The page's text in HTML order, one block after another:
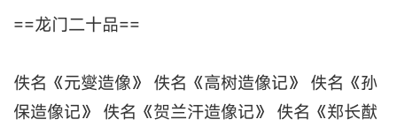
==龙门二十品==
佚名《元燮造像》 佚名《高树造像记》 佚名《孙
保造像记》 佚名《贺兰汗造像记》 佚名《郑长猷